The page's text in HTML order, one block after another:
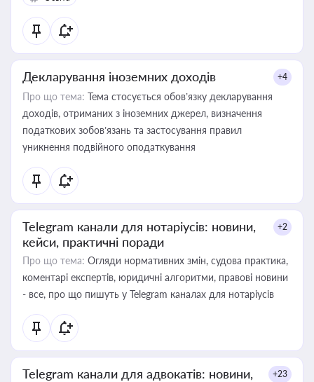
Декларування іноземних доходів +4
Про що тема: Тема стосується обов’язку декларування
доходів, отриманих з іноземних джерел, визначення
податкових зобов’язань та застосування правил
уникнення подвійного оподаткування
Telegram канали для нотаріусів: новини,
кейси, практичні поради
+2
Про що тема: Огляди нормативних змін, судова практика,
коментарі експертів, юридичні алгоритми, правові новини
- все, про що пишуть у Telegram каналах для нотаріусів
Telegram канали для адвокатів: новини,
+23